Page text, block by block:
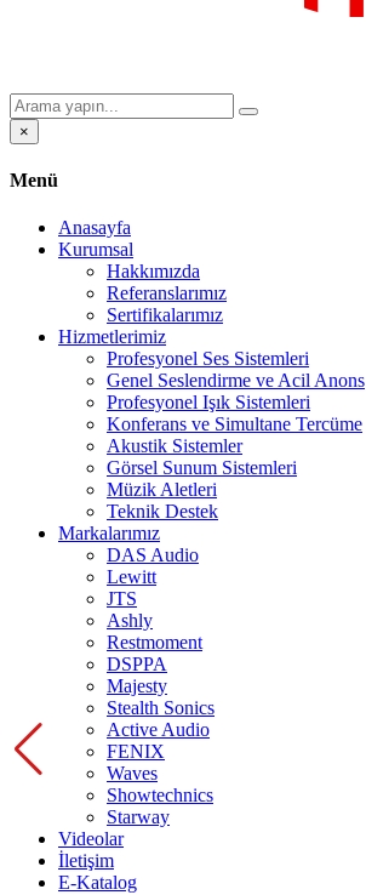
×
Menü
Anasayfa
Kurumsal
Hakkımızda
Referanslarımız
Sertifikalarımız
Hizmetlerimiz
Profesyonel Ses Sistemleri
Genel Seslendirme ve Acil Anons
Profesyonel Işık Sistemleri
Konferans ve Simultane Tercüme
Akustik Sistemler
Görsel Sunum Sistemleri
Müzik Aletleri
Teknik Destek
Markalarımız
DAS Audio
Lewitt
JTS
Ashly
Restmoment
DSPPA
Majesty
Stealth Sonics
Active Audio
FENIX
Waves
Showtechnics
Starway
Videolar
İletişim
E-Katalog